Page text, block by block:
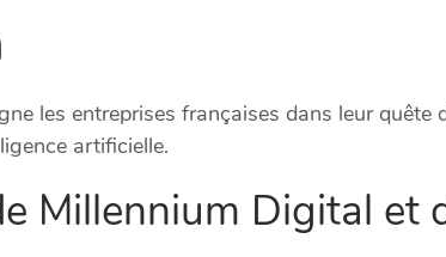
les entreprises françaises dans leur quête
artificielle.
Millennium Digital et